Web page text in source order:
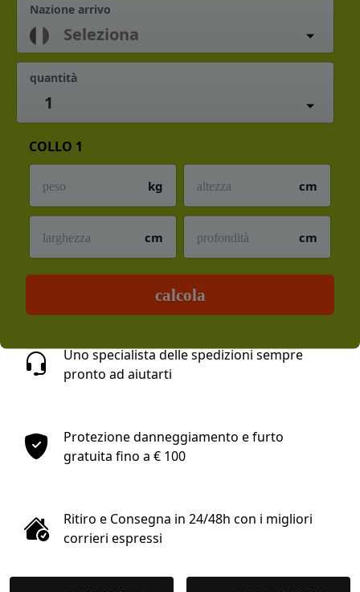
Nazione arrivo
quantità
1
COLLO 1
kg cm
cm cm
calcola
Uno specialista delle spedizioni sempre
pronto ad aiutarti
Protezione danneggiamento e furto
gratuita fino a € 100
Ritiro e Consegna in 24/48h con i migliori
corrieri espressi